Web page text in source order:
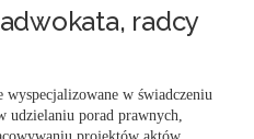
radcy
w świadczeniu
udzielaniu porad prawnych,